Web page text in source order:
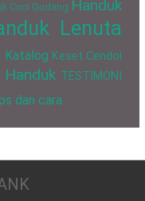
Cuci Gudang Handuk
Lenuta
Katalog Keset Cendol
Handuk TESTIMONI
dan cara